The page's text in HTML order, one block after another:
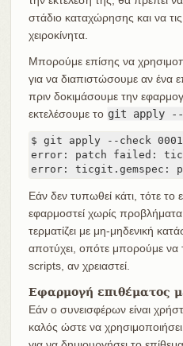
στάδιο καταχώρησης και να
χειροκίνητα.
Μπορούμε επίσης να
για να διαπιστώσουμε αν ένα
πριν δοκιμάσουμε την
εκτελέσουμε το git apply --
$ git apply --check
error: patch failed:
error: ticgit.gemspec:
Εάν δεν τυπωθεί κάτι, τότε το
εφαρμοστεί χωρίς
τερματίζει με μη-μηδενική
αποτύχει, οπότε μπορούμε να
scripts, αν χρειαστεί.
Εφαρμογή επιθέματος
Εάν ο συνεισφέρων είναι
καλός ώστε να